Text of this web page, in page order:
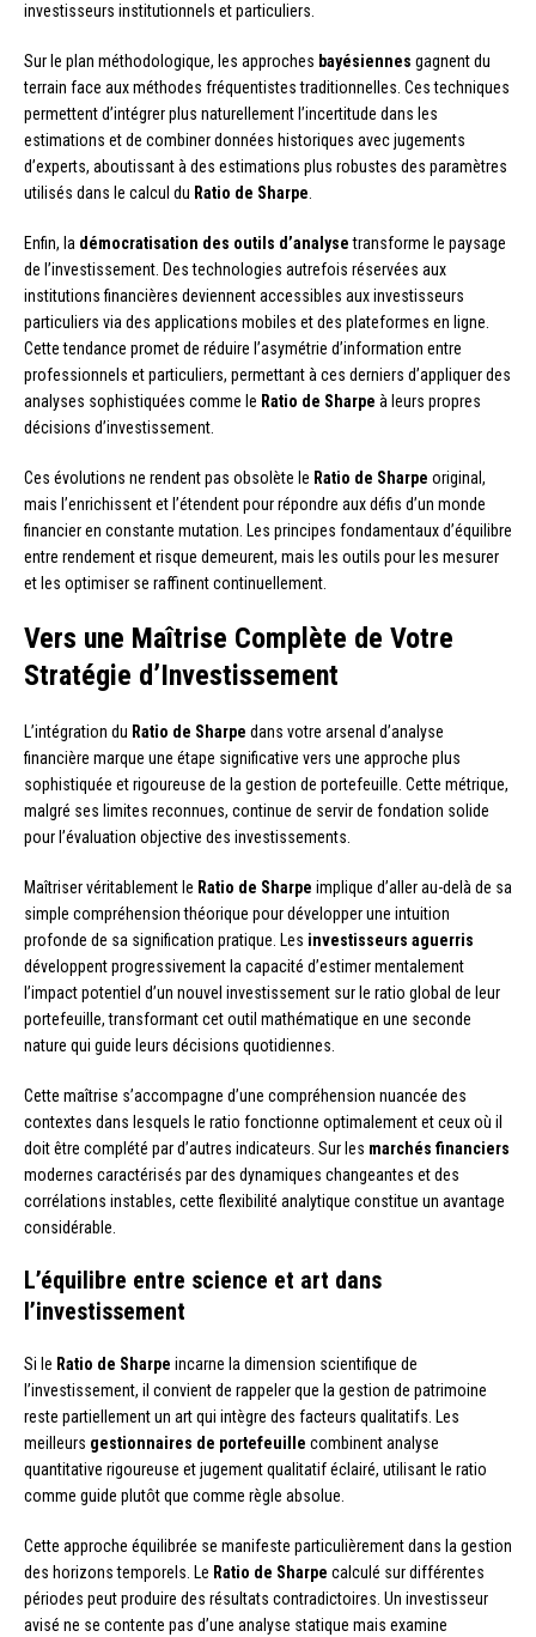
investisseurs institutionnels et particuliers.
Sur le plan méthodologique, les approches bayésiennes gagnent du
terrain face aux méthodes fréquentistes traditionnelles. Ces techniques
permettent d’intégrer plus naturellement l’incertitude dans les
estimations et de combiner données historiques avec jugements
d’experts, aboutissant à des estimations plus robustes des paramètres
utilisés dans le calcul du Ratio de Sharpe
Enfin, la démocratisation des outils d’analysetransforme le paysage
de l’investissement. Des technologies autrefois réservées aux
institutions financières deviennent accessibles aux investisseurs
particuliers via des applications mobiles et des plateformes en ligne.
Cette tendance promet de réduire l’asymétrie d’information entre
professionnels et particuliers, permettant à ces derniers d’appliquer des
analyses sophistiquées comme le Ratio de Sharpe à leurs propres
décisions d’investissement.
Ces évolutions ne rendent pas obsolète le Ratio de Sharpe original,
mais l’enrichissent et l’étendent pour répondre aux défis d’un monde
financier en constante mutation. Les principes fondamentaux d’équilibre
entre rendement et risque demeurent, mais les outils pour les mesurer
et les optimiser se raffinent continuellement.
Vers une Maîtrise Complète de Votre
Stratégie d’Investissement
L’intégration du Ratio de Sharpe dans votre arsenal d’analyse
financière marque une étape significative vers une approche plus
sophistiquée et rigoureuse de la gestion de portefeuille. Cette métrique,
malgré ses limites reconnues, continue de servir de fondation solide
pour l’évaluation objective des investissements.
Maîtriser véritablement le Ratio de Sharpe implique d’aller au-delà de sa
simple compréhension théorique pour développer une intuition
profonde de sa signification pratique. Les investisseurs aguerris
développent progressivement la capacité d’estimer mentalement
l’impact potentiel d’un nouvel investissement sur le ratio global de leur
portefeuille, transformant cet outil mathématique en une seconde
nature qui guide leurs décisions quotidiennes.
Cette maîtrise s’accompagne d’une compréhension nuancée des
contextes dans lesquels le ratio fonctionne optimalement et ceux où il
doit être complété par d’autres indicateurs. Sur les marchés financiers
modernes caractérisés par des dynamiques changeantes et des
corrélations instables, cette flexibilité analytique constitue un avantage
considérable.
L’équilibre entre science et art dans
l’investissement
Si le Ratio de Sharpe incarne la dimension scientifique de
l’investissement, il convient de rappeler que la gestion de patrimoine
reste partiellement un art qui intègre des facteurs qualitatifs. Les
meilleurs gestionnaires de portefeuille combinent analyse
quantitative rigoureuse et jugement qualitatif éclairé, utilisant le ratio
comme guide plutôt que comme règle absolue.
Cette approche équilibrée se manifeste particulièrement dans la gestion
des horizons temporels. Le Ratio de Sharpe calculé sur différentes
périodes peut produire des résultats contradictoires. Un investisseur
avisé ne se contente pas d’une analyse statique mais examine